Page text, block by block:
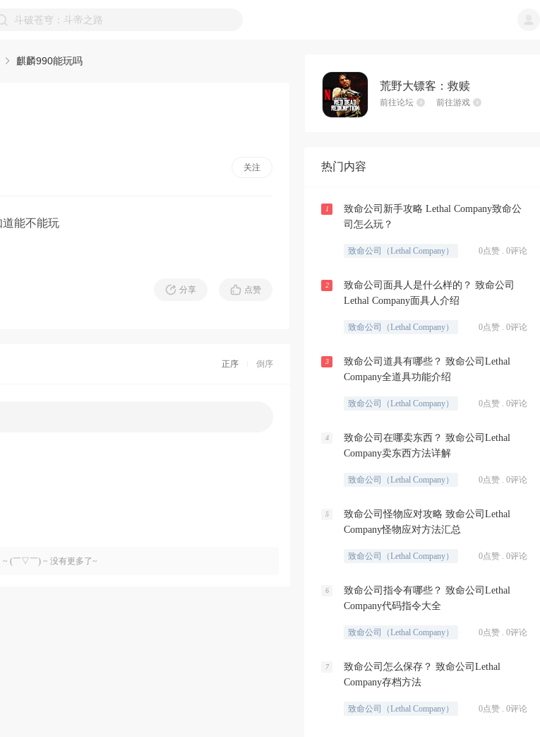
麒麟990能玩吗
关注
能不能玩
分享 点赞
正序 倒序
~ (￣▽￣) ~ 没有更多了~
荒野大镖客：救赎
前往论坛 前往游戏
热门内容
1
致命公司新手攻略 Lethal Company致命公
司怎么玩？
致命公司（Lethal Company） 0点赞 . 0评论
2
致命公司面具人是什么样的？ 致命公司
Lethal Company面具人介绍
致命公司（Lethal Company） 0点赞 . 0评论
3
致命公司道具有哪些？ 致命公司Lethal
Company全道具功能介绍
致命公司（Lethal Company） 0点赞 . 0评论
4
致命公司在哪卖东西？ 致命公司Lethal
Company卖东西方法详解
致命公司（Lethal Company） 0点赞 . 0评论
5
致命公司怪物应对攻略 致命公司Lethal
Company怪物应对方法汇总
致命公司（Lethal Company） 0点赞 . 0评论
6
致命公司指令有哪些？ 致命公司Lethal
Company代码指令大全
致命公司（Lethal Company） 0点赞 . 0评论
7
致命公司怎么保存？ 致命公司Lethal
Company存档方法
致命公司（Lethal Company） 0点赞 . 0评论